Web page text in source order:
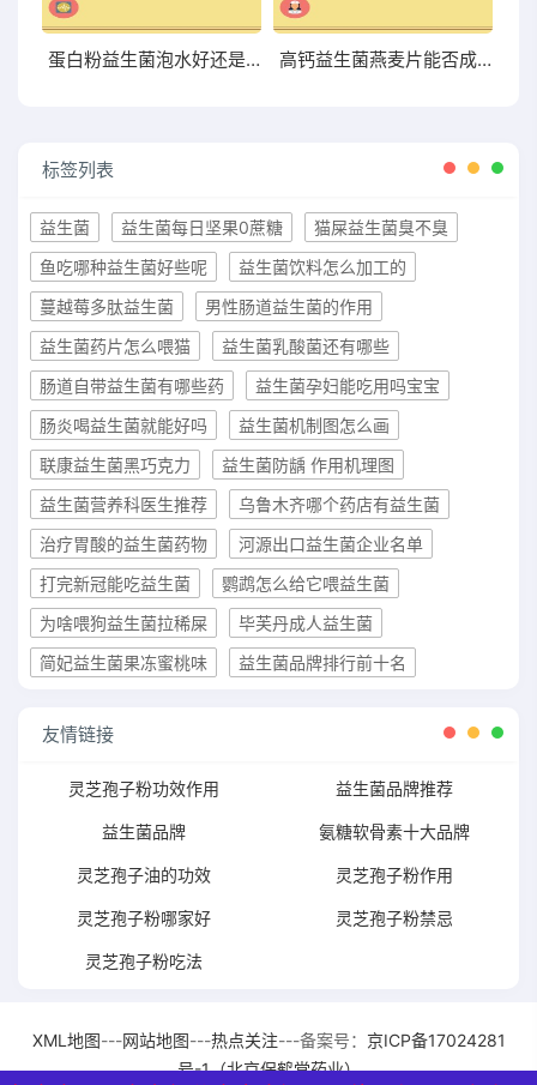
蛋白粉益生菌泡水好还是干吃好两者有何区别 高钙益生菌燕麦片能否成为你增肥的新宠？点击了解
标签列表
益生菌 益生菌每日坚果0蔗糖
猫屎益生菌臭不臭
鱼吃哪种益生菌好些呢
益生菌饮料怎么加工的
蔓越莓多肽益生菌
男性肠道益生菌的作用
益生菌药片怎么喂猫
益生菌乳酸菌还有哪些
肠道自带益生菌有哪些药
益生菌孕妇能吃用吗宝宝
肠炎喝益生菌就能好吗
益生菌机制图怎么画
联康益生菌黑巧克力
益生菌防龋 作用机理图
益生菌营养科医生推荐
乌鲁木齐哪个药店有益生菌
治疗胃酸的益生菌药物
河源出口益生菌企业名单
打完新冠能吃益生菌
鹦鹉怎么给它喂益生菌
为啥喂狗益生菌拉稀屎
毕芙丹成人益生菌
简妃益生菌果冻蜜桃味
益生菌品牌排行前十名
友情链接
灵芝孢子粉功效作用 益生菌品牌推荐
益生菌品牌 氨糖软骨素十大品牌
灵芝孢子油的功效 灵芝孢子粉作用
灵芝孢子粉哪家好 灵芝孢子粉禁忌
灵芝孢子粉吃法
XML地图---网站地图---热点关注---备案号： 京ICP备17024281
号-1（北京保鹤堂药业）